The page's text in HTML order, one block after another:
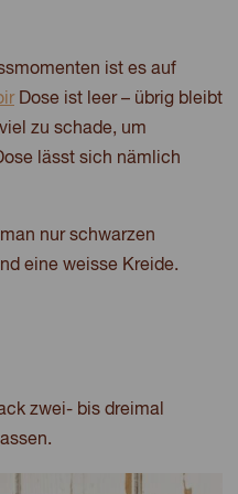
ist es auf
Dose ist leer – übrig bleibt
zu schade, um
lässt sich nämlich
nur schwarzen
eine weisse Kreide.
zwei- bis dreimal